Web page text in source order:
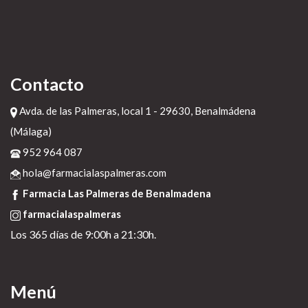
Contacto
Avda. de las Palmeras, local 1 - 29630, Benalmádena
(Málaga)
952 964 087
hola@farmacialaspalmeras.com
Farmacia Las Palmeras de Benalmadena
farmacialaspalmeras
Los 365 días de 9:00h a 21:30h.
Menú